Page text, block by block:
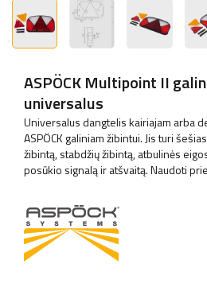
ASPÖCK Multipoint II
universalus
Universalus dangtelis kairiajam arba
ASPÖCK galiniam žibintui. Jis turi
žibintą, stabdžių žibintą, atbulinės
posūkio signalą ir atšvaitą. Naudoti